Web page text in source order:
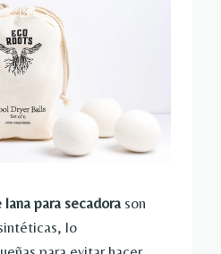
para secadora son
lo